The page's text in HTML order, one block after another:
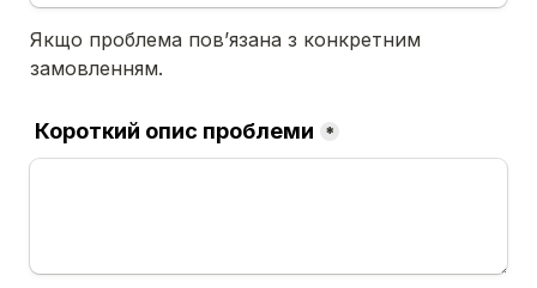
Якщо проблема повʼязана з конкретним
замовленням.
Короткий опис проблеми *